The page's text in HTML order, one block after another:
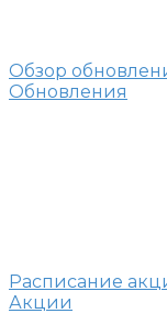
Обзор
Обновления
Расписание
Акции